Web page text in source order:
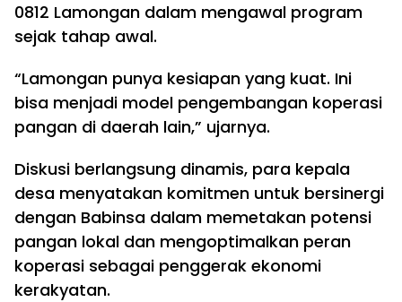
0812 Lamongan dalam mengawal program
sejak tahap awal.
“Lamongan punya kesiapan yang kuat. Ini
bisa menjadi model pengembangan koperasi
pangan di daerah lain,” ujarnya.
Diskusi berlangsung dinamis, para kepala
desa menyatakan komitmen untuk bersinergi
dengan Babinsa dalam memetakan potensi
pangan lokal dan mengoptimalkan peran
koperasi sebagai penggerak ekonomi
kerakyatan.